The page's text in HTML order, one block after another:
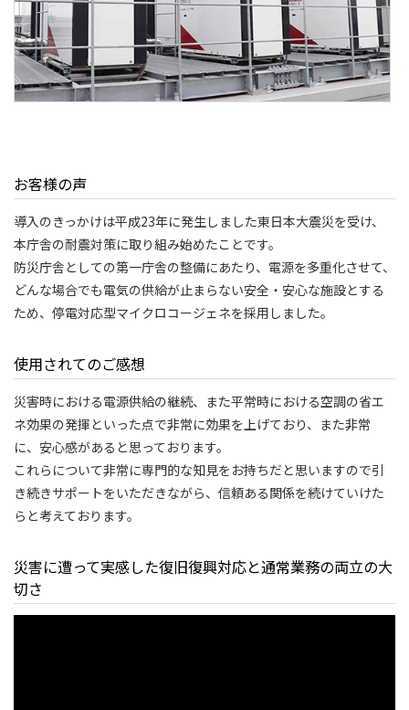
お客様の声
導入のきっかけは平成23年に発生しました東日本大震災を受け、
本庁舎の耐震対策に取り組み始めたことです。
防災庁舎としての第一庁舎の整備にあたり、電源を多重化させて、
どんな場合でも電気の供給が止まらない安全・安心な施設とする
ため、停電対応型マイクロコージェネを採用しました。
使用されてのご感想
災害時における電源供給の継続、また平常時における空調の省エ
ネ効果の発揮といった点で非常に効果を上げており、また非常
に、安心感があると思っております。
これらについて非常に専門的な知見をお持ちだと思いますので引
き続きサポートをいただきながら、信頼ある関係を続けていけた
らと考えております。
災害に遭って実感した復旧復興対応と通常業務の両立の大
切さ